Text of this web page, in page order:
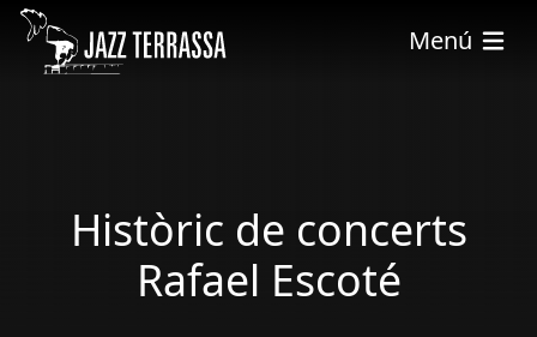
Vés al contingut
Menú
Històric de concerts
Rafael Escoté